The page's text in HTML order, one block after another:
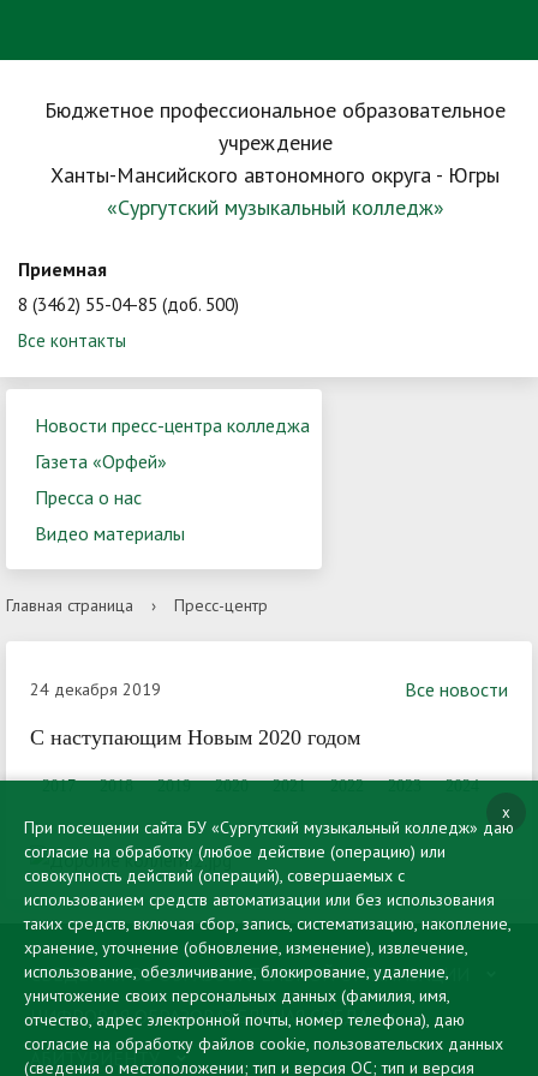
Бюджетное профессиональное образовательное
учреждение
Ханты-Мансийского автономного округа - Югры
«Сургутский музыкальный колледж»
Приемная
8 (3462) 55-04-85 (доб. 500)
Все контакты
Новости пресс-центра колледжа
Газета «Орфей»
Пресса о нас
Видео материалы
Главная страница › Пресс-центр
24 декабря 2019
Все новости
С наступающим Новым 2020 годом
2017 2018 2019 2020 2021 2022 2023 2024
СВЕДЕНИЯ ОБ ОБРАЗОВАТЕЛЬНОЙ ОРГАНИЗАЦИИ
ЦИФРОВАЯ ОБРАЗОВАТЕЛЬНАЯ СРЕДА
АБИТУРИЕНТУ
x
При посещении сайта БУ «Сургутский музыкальный колледж» даю
согласие на обработку (любое действие (операцию) или
совокупность действий (операций), совершаемых с
использованием средств автоматизации или без использования
таких средств, включая сбор, запись, систематизацию, накопление,
хранение, уточнение (обновление, изменение), извлечение,
использование, обезличивание, блокирование, удаление,
уничтожение своих персональных данных (фамилия, имя,
отчество, адрес электронной почты, номер телефона), даю
согласие на обработку файлов cookie, пользовательских данных
(сведения о местоположении; тип и версия ОС; тип и версия